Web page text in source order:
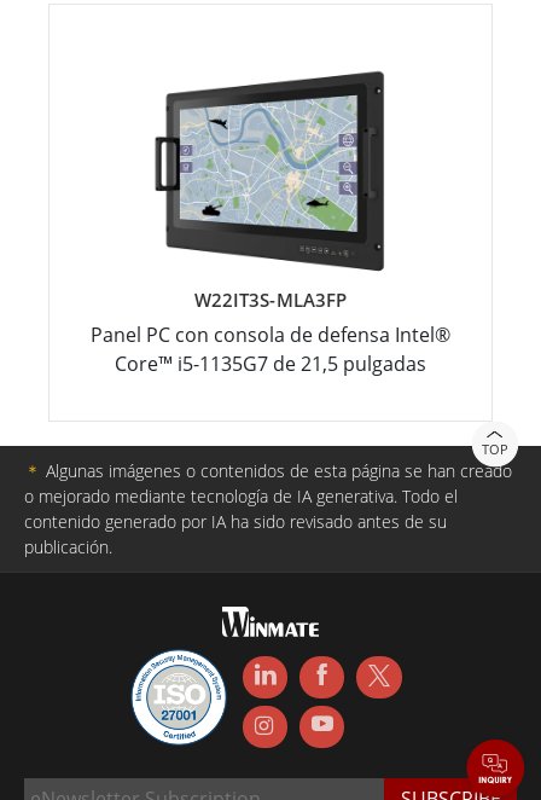
W22IT3S-MLA3FP
Panel PC con consola de defensa Intel®
Core™ i5-1135G7 de 21,5 pulgadas
TOP
＊ Algunas imágenes o contenidos de esta página se han creado
o mejorado mediante tecnología de IA generativa. Todo el
contenido generado por IA ha sido revisado antes de su
publicación.